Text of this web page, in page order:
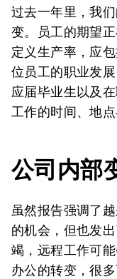
过去一年里，我
变。员工的期望
定义生产率，应
位员工的职业发
应届毕业生以及
工作的时间、地
公司内部
虽然报告强调了
的机会，但也发
竭，远程工作可
办公的转变，很